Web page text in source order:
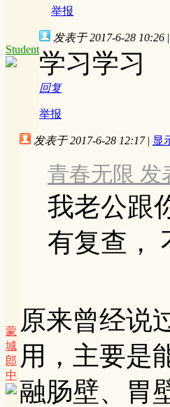
举报
Student
发表于 2017-6-28 10:26 |
学习学习
回复
举报
蒙
城
郎
中
发表于 2017-6-28 12:17 | 显
青春无限 发
我老公跟
有复查，
原来曾经说
用，主要是
融肠壁、胃